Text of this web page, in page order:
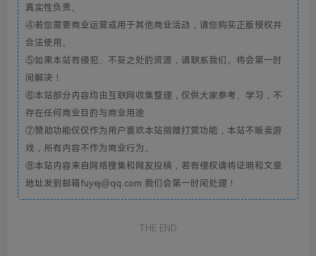
真实性负责。
④若您需要商业运营或用于其他商业活动，请您购买正版授权并
合法使用。
⑤如果本站有侵犯、不妥之处的资源，请联系我们。将会第一时
间解决！
⑥本站部分内容均由互联网收集整理，仅供大家参考、学习，不
存在任何商业目的与商业用途
⑦赞助功能仅仅作为用户喜欢本站捐赠打赏功能，本站不贩卖游
戏，所有内容不作为商业行为。
⑧本站内容来自网络搜集和网友投稿，若有侵权请将证明和文章
地址发到邮箱fuyej@qq.com 我们会第一时间处理！
THE END